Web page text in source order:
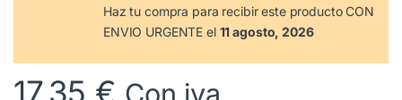
Haz tu compra para recibir este producto CON
ENVIO URGENTE el 11 agosto, 2026
17,35 € Con iva